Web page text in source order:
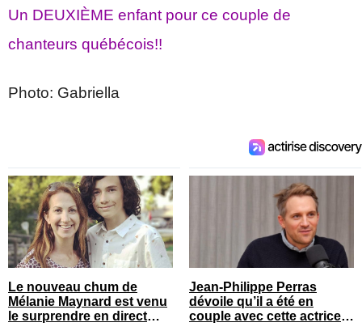
Un DEUXIÈME enfant pour ce couple de
chanteurs québécois!!
Photo: Gabriella
Le nouveau chum de
Mélanie Maynard est venu
le surprendre en direct
Jean-Philippe Perras
dévoile qu’il a été en
couple avec cette actrice